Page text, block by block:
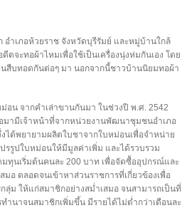
ำเภอห้วยราช จังหวัดบุรีรัมย์ และหมู่บ้านใกล้
ตจะทอผ้าไหมเพื่อใช้เป็นเครื่องนุ่งห่มกันเอง โดย
สืบทอดกันต่อๆ มา นอกจากนี้ชาวบ้านนิยมทอผ้า
อน จากคำเล่าขานกันมา ในช่วงปี พ.ศ. 2542
มามีเจ้าหน้าที่จากหน่วยงานพัฒนาชุมชนอำเภอ
ได้พยายามผลิตใบชาจากใบหม่อนเพื่อจำหน่าย
รรูปใบหม่อนให้มีมูลค่าเพิ่ม และได้รวบรวม
ทุนเริ่มต้นคนละ 200 บาท เพื่อจัดซื้ออุปกรณ์และ
อ ตลอดจนเข้าหาส่วนราชการที่เกี่ยวข้องเพื่อ
ม ให้แก่สมาชิกอย่างสม่ำเสมอ จนสามารถเป็นที่
ำนาจนสมาชิกเพิ่มขึ้น มีรายได้ไม่ต่ำกว่าเดือนละ